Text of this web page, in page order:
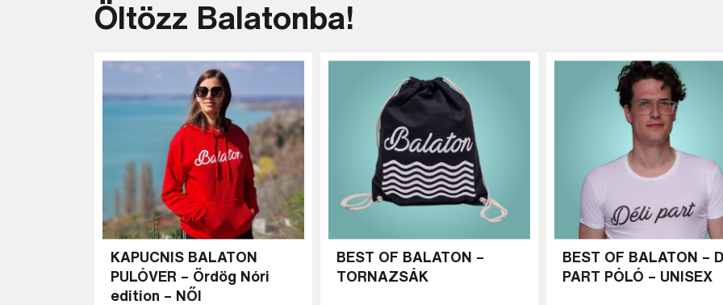
Öltözz Balatonba!
KAPUCNIS BALATON
PULÓVER – Ördög Nóri
edition – NŐI
BEST OF BALATON –
TORNAZSÁK
BEST OF BALATON –
PART PÓLÓ – UNISEX